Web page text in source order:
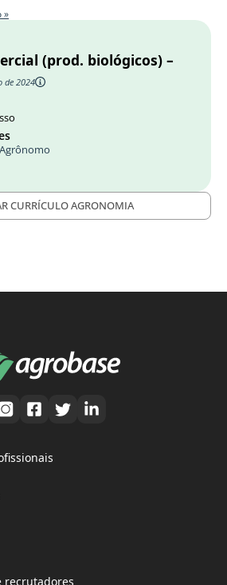
»
(prod. biológicos) –
de 2024
CURRÍCULO AGRONOMIA
recrutadores